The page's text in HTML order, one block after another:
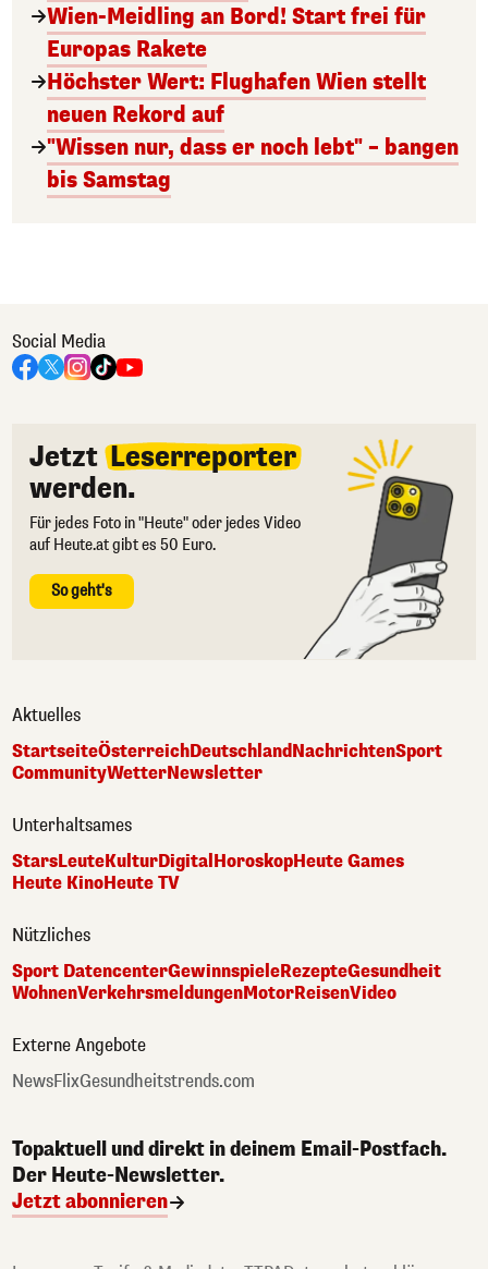
Wien-Meidling an Bord! Start frei für
Europas Rakete
Höchster Wert: Flughafen Wien stellt
neuen Rekord auf
"Wissen nur, dass er noch lebt" – bangen
bis Samstag
Social Media
Jetzt Leserreporter
werden.
Für jedes Foto in "Heute" oder jedes Video
auf Heute.at gibt es 50 Euro.
So geht's
Aktuelles
StartseiteÖsterreichDeutschlandNachrichtenSport
CommunityWetterNewsletter
Unterhaltsames
StarsLeuteKulturDigital HoroskopHeute Games
Heute KinoHeute TV
Nützliches
Sport DatencenterGewinnspieleRezepteGesundheit
WohnenVerkehrsmeldungenMotorReisenVideo
Externe Angebote
NewsFlixGesundheitstrends.com
Topaktuell und direkt in deinem Email-Postfach.
Der Heute-Newsletter.
Jetzt abonnieren